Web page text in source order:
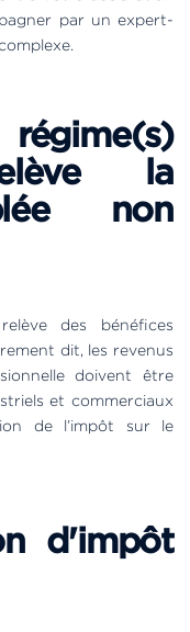
par un expert-
la
non
des bénéfices
dit, les revenus
doivent être
et commerciaux
de l’impôt sur le
d'impôt